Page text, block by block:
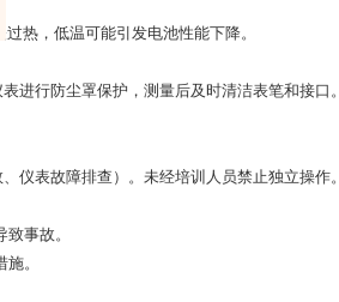
，低温可能引发电池性能下降。
行防尘罩保护，测量后及时清洁表笔和接口。
表故障排查）。未经培训人员禁止独立操作。
事故。
。